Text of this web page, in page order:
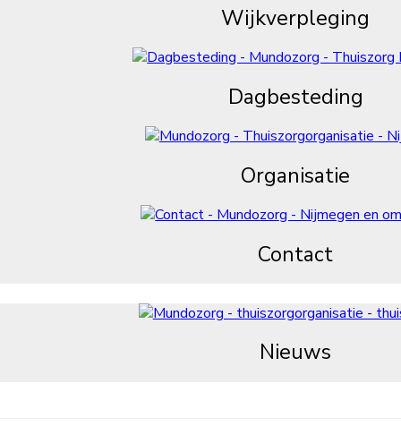
Wijkverpleging
Dagbesteding
Organisatie
Contact
Nieuws